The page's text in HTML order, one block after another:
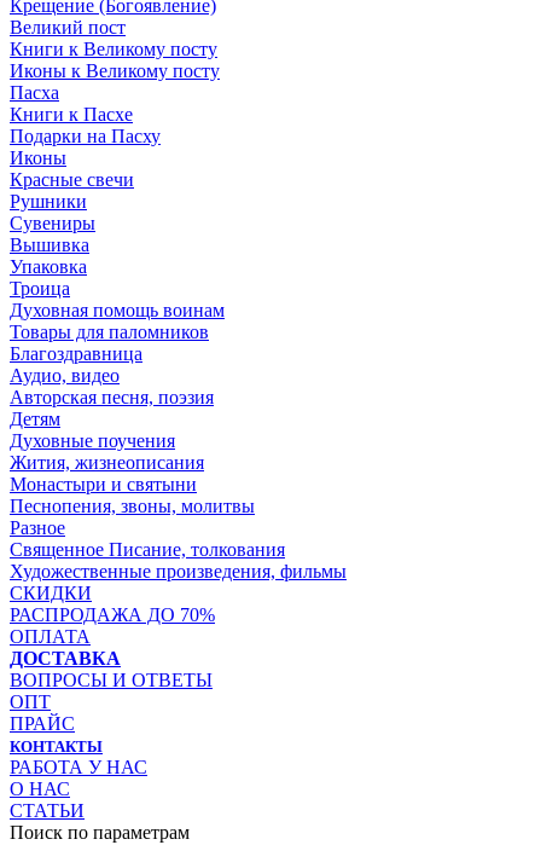
Крещение (Богоявление)
Великий пост
Книги к Великому посту
Иконы к Великому посту
Пасха
Книги к Пасхе
Подарки на Пасху
Иконы
Красные свечи
Рушники
Сувениры
Вышивка
Упаковка
Троица
Духовная помощь воинам
Товары для паломников
Благоздравница
Аудио, видео
Авторская песня, поэзия
Детям
Духовные поучения
Жития, жизнеописания
Монастыри и святыни
Песнопения, звоны, молитвы
Разное
Священное Писание, толкования
Художественные произведения, фильмы
СКИДКИ
РАСПРОДАЖА ДО 70%
ОПЛАТА
ДОСТАВКА
ВОПРОСЫ И ОТВЕТЫ
ОПТ
ПРАЙС
КОНТАКТЫ
РАБОТА У НАС
О НАС
СТАТЬИ
Поиск по параметрам